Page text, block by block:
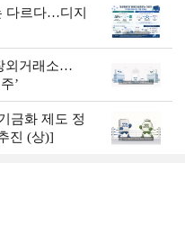
다르다…디지
외거래소…
’
금화 제도 정
진 (상)]